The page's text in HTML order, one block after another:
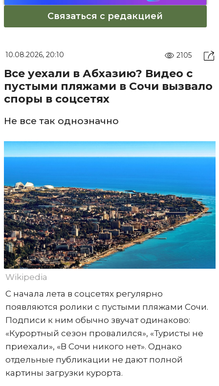
Связаться с редакцией
10.08.2026, 20:10 2105
Все уехали в Абхазию? Видео с
пустыми пляжами в Сочи вызвало
споры в соцсетях
Не все так однозначно
Wikipedia
С начала лета в соцсетях регулярно
появляются ролики с пустыми пляжами Сочи.
Подписи к ним обычно звучат одинаково:
«Курортный сезон провалился», «Туристы не
приехали», «В Сочи никого нет». Однако
отдельные публикации не дают полной
картины загрузки курорта.